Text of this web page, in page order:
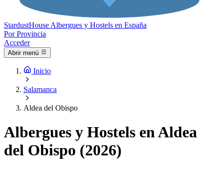
StardustHouse Albergues y Hostels en España
Por Provincia
Acceder
Abrir menú
Inicio
Salamanca
Aldea del Obispo
Albergues y Hostels en Aldea
del Obispo (2026)